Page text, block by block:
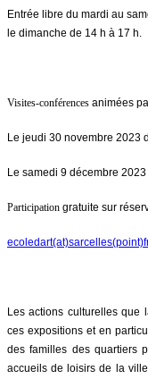
Entrée libre du mardi au
le dimanche de 14 h à 17 h.
Visites-conférences animées
Le jeudi 30 novembre 2023
Le samedi 9 décembre
Participation gratuite sur
Les actions culturelles que
ces expositions et en
des familles des quartiers
accueils de loisirs de la